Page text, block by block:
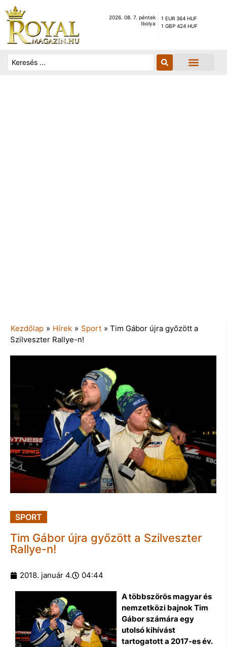
2026. 08. 7. péntek
Ibolya
1 EUR 364 HUF
1 GBP 424 HUF
Kezdőlap » Hírek » Sport » Tim Gábor újra győzött a
Szilveszter Rallye-n!
SPORT
Tim Gábor újra győzött a Szilveszter
Rallye-n!
2018. január 4. 04:44
A többszörös magyar és
nemzetközi bajnok Tim
Gábor számára egy
utolsó kihívást
tartogatott a 2017-es év.